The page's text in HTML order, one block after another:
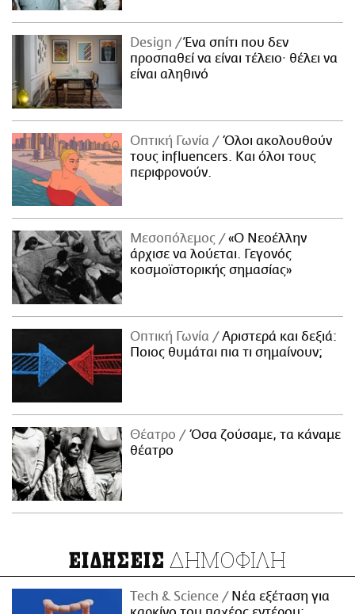
Design
Ένα σπίτι που δεν
προσπαθεί να είναι τέλειο· θέλει να
είναι αληθινό
Οπτική Γωνία
Όλοι ακολουθούν
τους influencers. Και όλοι τους
περιφρονούν.
Μεσοπόλεμος
«Ο Νεοέλλην
άρχισε να λούεται. Γεγονός
κοσμοϊστορικής σημασίας»
Οπτική Γωνία
Αριστερά και δεξιά:
Ποιος θυμάται πια τι σημαίνουν;
Θέατρο
Όσα ζούσαμε, τα κάναμε
θέατρο
ΕΙΔΗΣΕΙΣ ΔΗΜΟΦΙΛΗ
Τech & Science
Νέα εξέταση για